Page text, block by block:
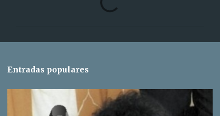
r
Entradas populares